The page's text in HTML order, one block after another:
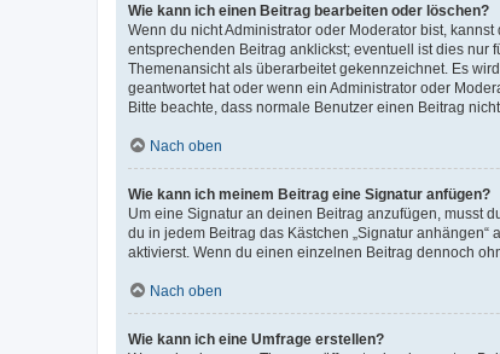
Wie kann ich einen Beitrag bearbeiten oder löschen?
Wenn du nicht Administrator oder Moderator bist,
entsprechenden Beitrag anklickst; eventuell ist dies nur
Themenansicht als überarbeitet gekennzeichnet. Es
geantwortet hat oder wenn ein Administrator oder
Bitte beachte, dass normale Benutzer einen Beitrag
Nach oben
Wie kann ich meinem Beitrag eine Signatur anfügen?
Um eine Signatur an deinen Beitrag anzufügen, musst
du in jedem Beitrag das Kästchen „Signatur
aktivierst. Wenn du einen einzelnen Beitrag dennoch
Nach oben
Wie kann ich eine Umfrage erstellen?